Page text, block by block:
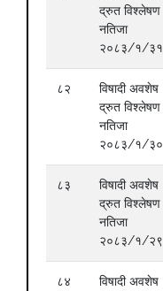
द्रुत विश्लेषण
नतिजा
२०८३/१/३१
८२
विषादी अवशेष
द्रुत विश्लेषण
नतिजा
२०८३/१/३०
८३
विषादी अवशेष
द्रुत विश्लेषण
नतिजा
२०८३/१/२९
८४ विषादी अवशेष